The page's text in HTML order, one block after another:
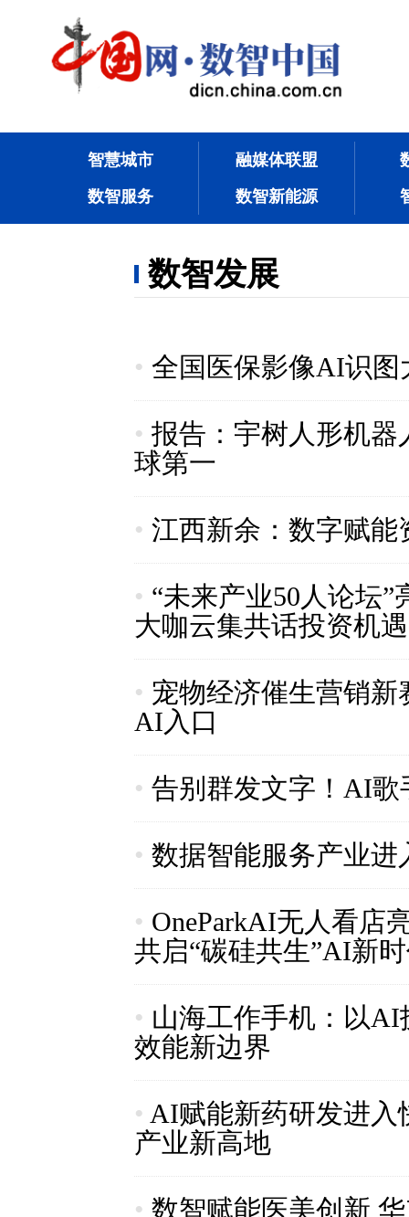
智慧城市 融媒体联盟
数智服务
数智新能源
数智发展
• 全国医保影像AI识图
• 报告：宇树人形机器
球第一
• 江西新余：数字赋
• “未来产业50人论坛
大咖云集共话投资机遇
• 宠物经济催生营销新
AI入口
• 告别群发文字！AI歌
• 数据智能服务产业进
• OneParkAI无人看店
共启“碳硅共生”AI新
• 山海工作手机：以
效能新边界
• AI赋能新药研发进入
产业新高地
• 数智赋能医美创新